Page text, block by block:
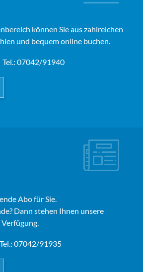
können Sie aus zahlreichen
und bequem online buchen.
Tel.: 07042/91940
Abo für Sie.
Dann stehen Ihnen unsere
07042/91935